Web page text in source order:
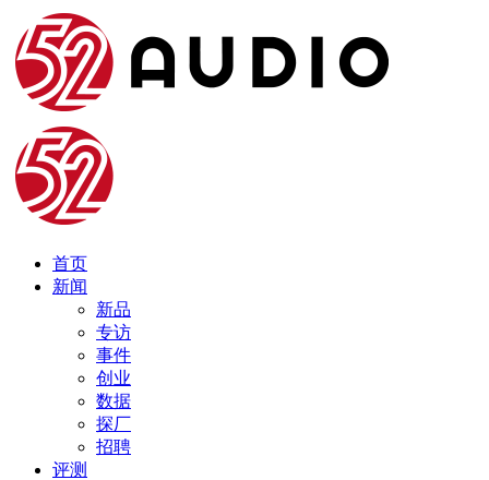
首页
新闻
新品
专访
事件
创业
数据
探厂
招聘
评测